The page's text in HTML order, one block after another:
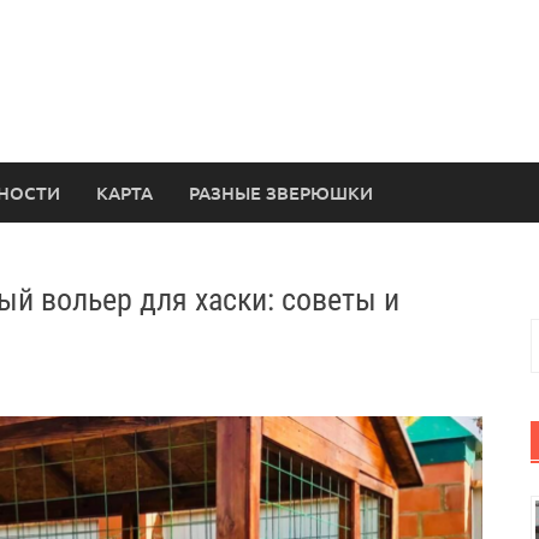
КАРТА РАЗНЫЕ ЗВЕРЮШКИ
вольер для хаски: советы и